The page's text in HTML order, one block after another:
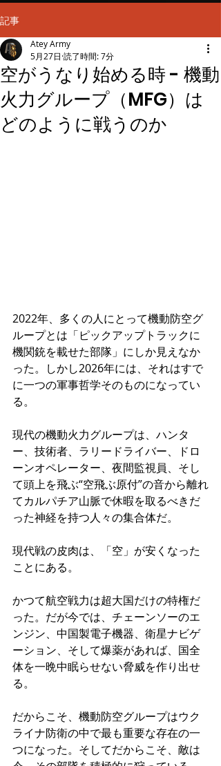
記事
空がうなり始める時 - 機動
火力グループ（MFG）は
どのように戦うのか
Atey Army
5月27日 読了時間: 7分
2022年、多くの人にとって機動防空グ
ループとは「ピックアップトラックに
機関銃を載せた部隊」にしか見えなか
った。しかし2026年には、それはすで
に一つの軍事哲学そのものになってい
る。
現代の機動火力グループは、ハンタ
ー、技術者、ラリードライバー、ドロ
ーンオペレーター、夜間監視員、そし
て頭上を飛ぶ“空飛ぶ原付”の音から離れ
てカルパチア山脈で休暇を取るべきだ
った神経を持つ人々の集合体だ。
現代戦の皮肉は、「空」が安くなった
ことにある。
かつて航空戦力は超大国だけの特権だ
った。だが今では、チェーンソーのエ
ンジン、中国製電子機器、衛星ナビゲ
ーション、そして爆薬があれば、国全
体を一晩中眠らせない脅威を作り出せ
る。
だからこそ、機動防空グループはウク
ライナ防衛の中で最も重要な存在の一
つになった。そしてだからこそ、敵は